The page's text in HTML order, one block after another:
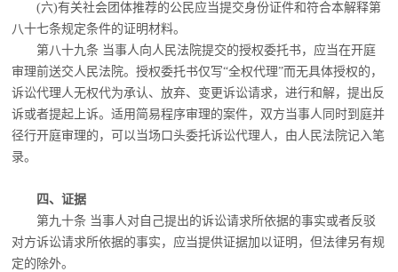
(六)有关社会团体推荐的公民应当提交身份证件和符合本解释第
八十七条规定条件的证明材料。
第八十九条 当事人向人民法院提交的授权委托书，应当在开庭
审理前送交人民法院。授权委托书仅写“全权代理”而无具体授权的，
诉讼代理人无权代为承认、放弃、变更诉讼请求，进行和解，提出反
诉或者提起上诉。适用简易程序审理的案件，双方当事人同时到庭并
径行开庭审理的，可以当场口头委托诉讼代理人，由人民法院记入笔
录。
四、证据
第九十条 当事人对自己提出的诉讼请求所依据的事实或者反驳
对方诉讼请求所依据的事实，应当提供证据加以证明，但法律另有规
定的除外。